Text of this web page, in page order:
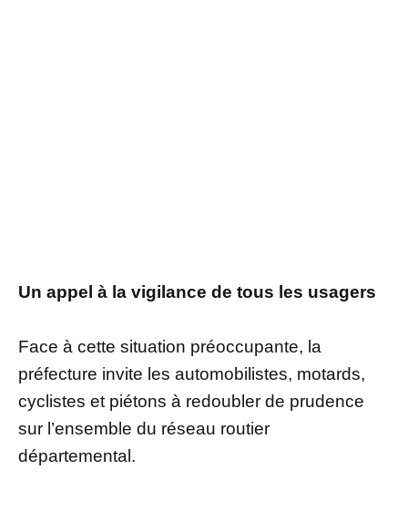
Un appel à la vigilance de tous les usagers
Face à cette situation préoccupante, la
préfecture invite les automobilistes, motards,
cyclistes et piétons à redoubler de prudence
sur l’ensemble du réseau routier
départemental.